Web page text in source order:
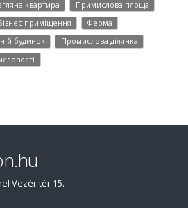
квартира
Примислова площа
приміщення
Ферма
будинок
Промислова ділянка
Vezér tér 15.